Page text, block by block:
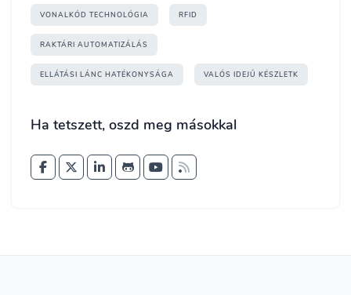
VONALKÓD TECHNOLÓGIA RFID
RAKTÁRI AUTOMATIZÁLÁS
ELLÁTÁSI LÁNC HATÉKONYSÁGA VALÓS IDEJŰ KÉSZLETK
Ha tetszett, oszd meg másokkal